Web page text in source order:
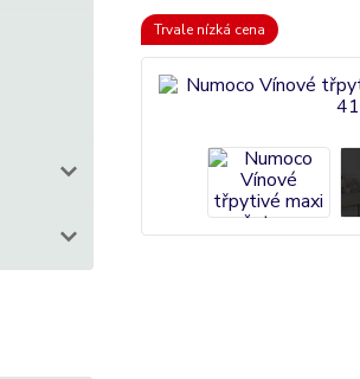
Trvale nízká cena